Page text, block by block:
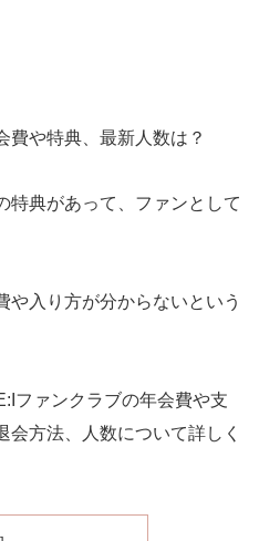
費や特典、最新人数は？
特典があって、ファンとして
や入り方が分からないという
ファンクラブの年会費や支
方法、人数について詳しく